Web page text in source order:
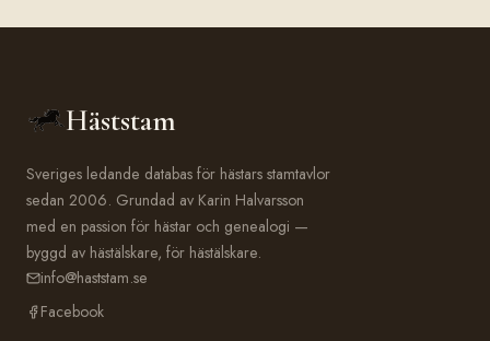
Häststam
Sveriges ledande databas för hästars stamtavlor
sedan 2006. Grundad av Karin Halvarsson
med en passion för hästar och genealogi —
byggd av hästälskare, för hästälskare.
info@haststam.se
Facebook